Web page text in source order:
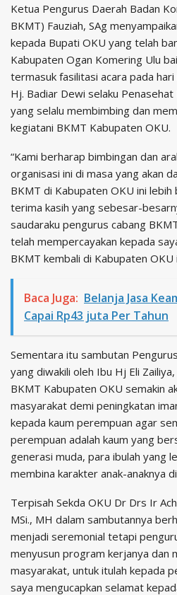
Ketua Pengurus Daerah Badan
BKMT) Fauziah, SAg
kepada Bupati OKU yang telah
Kabupaten Ogan Komering Ulu
termasuk fasilitasi acara pada
Hj. Badiar Dewi selaku
yang selalu membimbing dan
kegiatani BKMT Kabupaten OKU.
“Kami berharap bimbingan dan
organisasi ini di masa yang akan
BKMT di Kabupaten OKU ini lebih
terima kasih yang sebesar-
saudaraku pengurus cabang
telah mempercayakan kepada
BKMT kembali di Kabupaten OKU
Baca Juga: Belanja Jasa
Capai Rp43 juta Per Tahun
Sementara itu sambutan
yang diwakili oleh Ibu Hj Eli
BKMT Kabupaten OKU semakin
masyarakat demi peningkatan
kepada kaum perempuan agar
perempuan adalah kaum yang
generasi muda, para ibulah yang
membina karakter anak-anaknya
Terpisah Sekda OKU Dr Drs Ir
MSi., MH dalam sambutannya
menjadi seremonial tetapi
menyusun program kerjanya dan
masyarakat, untuk itulah kepada
saya mengucapkan selamat